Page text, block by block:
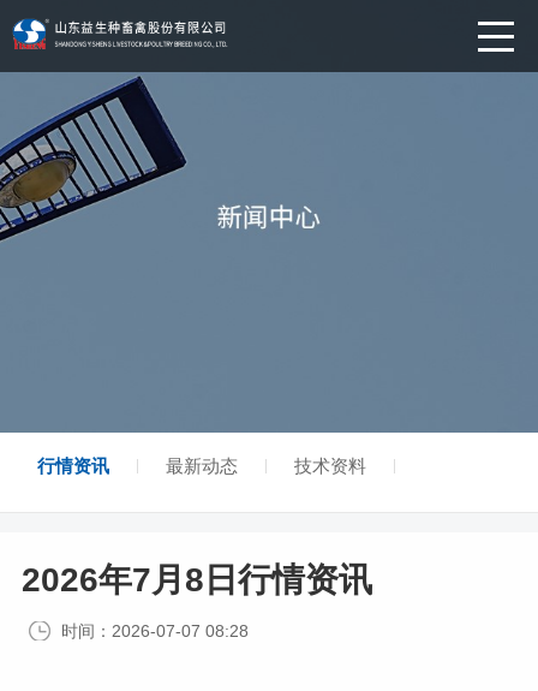
行情资讯 最新动态 技术资料
2026年7月8日行情资讯
时间：2026-07-07 08:28